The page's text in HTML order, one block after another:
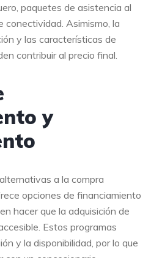
paquetes de asistencia al
Asimismo, la
y las características de
contribuir al precio final.
y
a la compra
opciones de financiamiento
hacer que la adquisición de
Estos programas
y la disponibilidad, por lo que